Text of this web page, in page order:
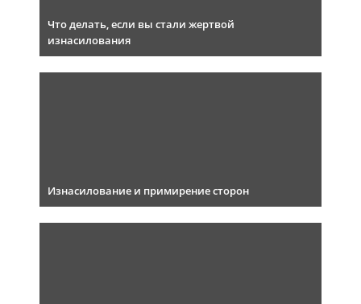
Что делать, если вы стали жертвой
изнасилования
Изнасилование и примирение сторон